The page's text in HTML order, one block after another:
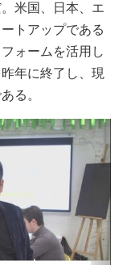
米国、日本、エ
トアップである
ォームを活用し
年に終了し、現
る。